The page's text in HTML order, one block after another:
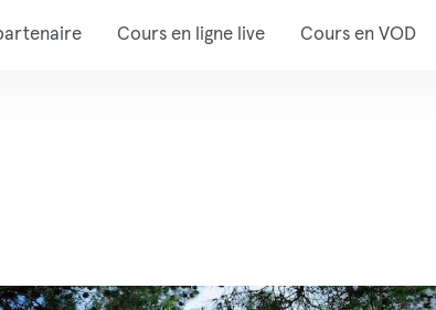
Cours en ligne live Cours en VOD